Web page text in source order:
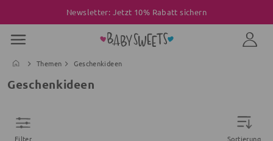
Newsletter: Jetzt 10% Rabatt sichern
Themen Geschenkideen
Geschenkideen
Filter Sortierung